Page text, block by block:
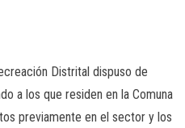
Distrital dispuso de
a los que residen en la Comuna
previamente en el sector y los